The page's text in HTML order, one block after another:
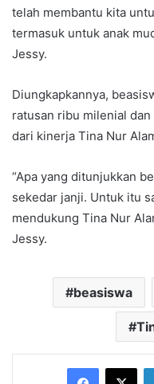
telah membantu kita
termasuk untuk anak
Jessy.
Diungkapkannya,
ratusan ribu milenial
dari kinerja Tina Nur
“Apa yang ditunjukkan
sekedar janji. Untuk itu
mendukung Tina Nur
Jessy.
beasiswa
Facebook
X